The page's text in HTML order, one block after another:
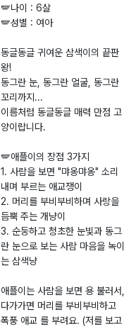
료 / 중성화 완료 🍎
애플: 여아 / 6살 추
중성화 완료
🪽나이 : 6살
🪽성별 : 여아
동글동글 귀여운 삼색이의 끝판
왕!
동그란 눈, 동그란 얼굴, 동그란
꼬리까지...
이름처럼 동글동글 매력 만점 고
양이랍니다.
🪽애플이의 장점 3가지
1. 사람을 보면 "먀옹먀옹" 소리
내며 부르는 애교쟁이
2. 머리를 부비부비하며 사랑을
듬뿍 주는 개냥이
3. 순둥하고 청초한 눈빛과 동그
란 눈으로 보는 사람 마음을 녹이
는 삼색냥
애플이는 사람을 보면 용 불러서,
다가가면 머리를 부비부비하고
폭풍 애교 를 부려요. (저를 보고